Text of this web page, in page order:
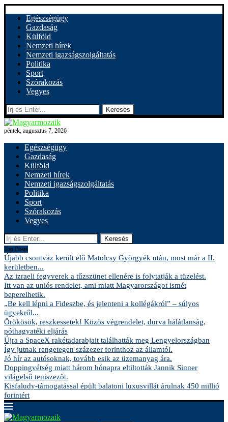
Egészségügy
Gazdaság
Külföld
Nemzeti hírek
Nemzeti igazságszolgáltatás
Politika
Sport
Szórakozás
Vegyes
Keresés
péntek, augusztus 7, 2026
Egészségügy
Gazdaság
Külföld
Nemzeti hírek
Nemzeti igazságszolgáltatás
Politika
Sport
Szórakozás
Vegyes
Keresés
Top Posts
Újabb csontváz került elő Matolcsy Györgyék után, most már a II.
kerületben...
Az izraeli fegyverek a tűzszünet ellenére is folytatják a tüzelést.
Itt van az uniós rendelet, ami miatt Magyarországot ismét
beperelhetik.
„Be kell lépni a Fideszbe, és jelenteni a kollégákról” – súlyos
ügyekről...
Örökösök, reszkessetek! Közös végrendelet, durva hálátlanság,
póthagyatéki eljárás
Újra a SpaceX rakétadarabjait találhatták meg Lengyelországban
Így jutnak rengetegen százezer forinthoz az államtól.
Jó hír az autósoknak, tovább esik az üzemanyag ára.
Doppingvétség miatt három hónapra eltiltották Jannik Sinner
világelső teniszezőt.
Kisfaludy-támogatással épült balatoni luxusvillát árulnak 450 millió
forintért